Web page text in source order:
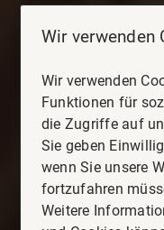
Wir verwenden
Wir verwenden
Funktionen für
die Zugriffe auf
Sie geben
wenn Sie unsere
fortzufahren
Weitere